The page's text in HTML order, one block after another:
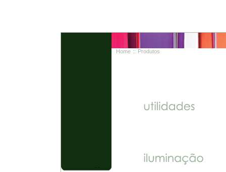
Home:: Produtos